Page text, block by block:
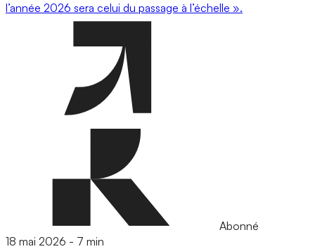
l’année 2026 sera celui du passage à l’échelle ».
Abonné
18 mai 2026 - 7 min